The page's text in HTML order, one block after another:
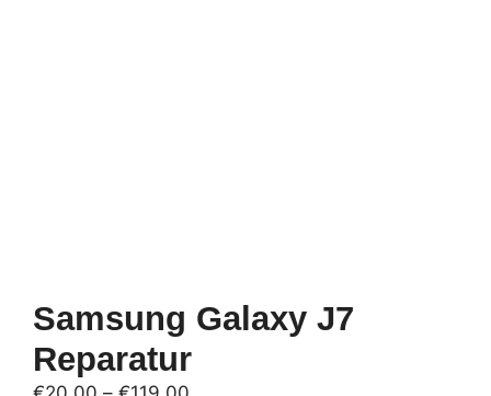
Samsung Galaxy J7
Reparatur